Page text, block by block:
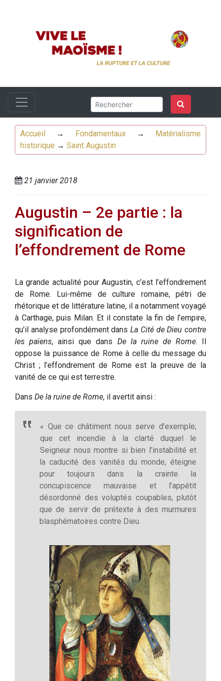
Accueil → Fondamentaux→
Matérialisme
historique → Saint Augustin
21 janvier 2018
Augustin – 2e partie : la
signification de
l’effondrement de Rome
La grande actualité pour Augustin, c’est l’effondrement
de Rome. Lui-même de culture romaine, pétri de
rhétorique et de littérature latine, il a notamment voyagé
à Carthage, puis Milan. Et il constate la fin de l’empire,
qu’il analyse profondément dans La Cité de Dieu contre
les païens, ainsi que dans De la ruine de Rome. Il
oppose la puissance de Rome à celle du message du
Christ ; l’effondrement de Rome est la preuve de la
vanité de ce qui est terrestre.
Dans De la ruine de Rome, il avertit ainsi :
« Que ce châtiment nous serve d’exemple;
que cet incendie à la clarté duquel le
Seigneur nous montre si bien l’instabilité et
la caducité des vanités du monde, éteigne
pour toujours dans la crainte la
concupiscence mauvaise et l’appétit
désordonné des voluptés coupables, plutôt
que de servir de prétexte à des murmures
blasphématoires contre Dieu.